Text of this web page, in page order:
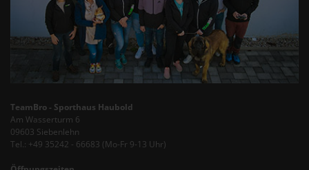
TeamBro - Sporthaus Haubold
Am Wasserturm 6
09603 Siebenlehn
Tel.: +49 35242 - 66683 (Mo-Fr 9-13 Uhr)